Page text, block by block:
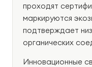
проходят
маркируются
подтверждает
органических
Инновационные